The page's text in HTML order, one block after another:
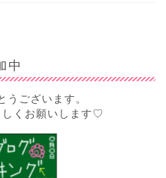
中
うございます。
しくお願いします♡